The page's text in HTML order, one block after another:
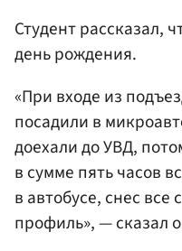
Студент рассказал,
день рождения.
«При входе из
посадили в
доехали до УВД,
в сумме пять часов
в автобусе, снес
профиль», — сказал